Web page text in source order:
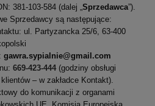
381-103-584 (dalej „ Sprzedawca”).
Sprzedawcy są następujące:
ul. Partyzancka 25/6, 63-400
gawra.sypialnie@gmail.com
669-423-444 (godziny obsługi
– w zakładce Kontakt).
do komunikacji z organami